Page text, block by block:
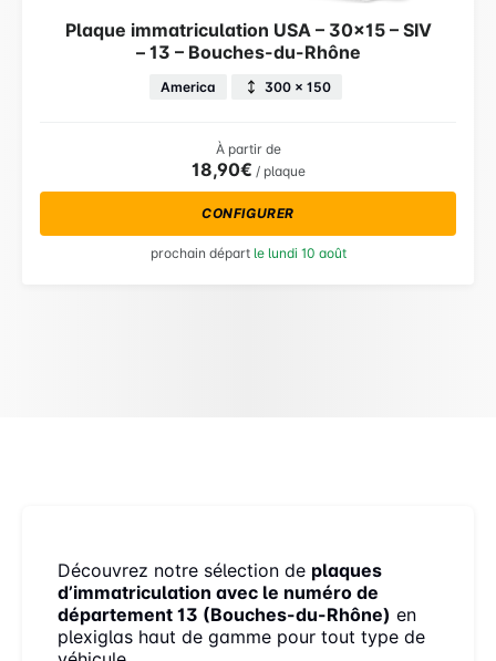
Plaque immatriculation USA – 30×15 – SIV
– 13 – Bouches-du-Rhône
America 300 × 150
À partir de
18,90€ / plaque
CONFIGURER
prochain départ le lundi 10 août
Découvrez notre sélection de plaques
d’immatriculation avec le numéro de
département 13 (Bouches-du-Rhône) en
plexiglas haut de gamme pour tout type de